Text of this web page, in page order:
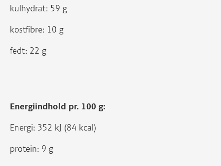
kulhydrat: 59 g
kostfibre: 10 g
fedt: 22 g
Energiindhold pr. 100 g:
Energi: 352 kJ (84 kcal)
protein: 9 g